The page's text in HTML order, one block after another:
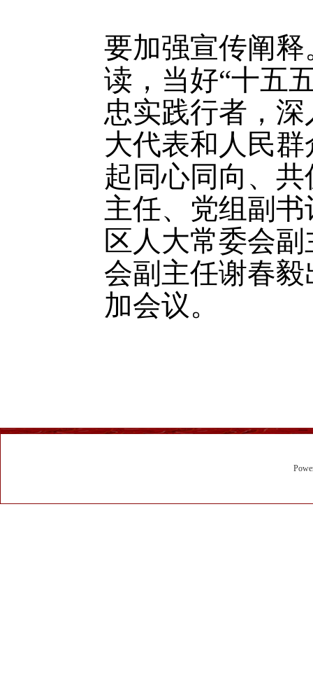
要加强宣传阐
读，当好“十五
忠实践行者，
大代表和人民
起同心同向、
主任、党组副
区人大常委会
会副主任谢春
加会议。